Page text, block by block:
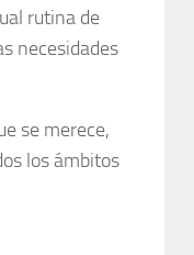
rutina de
necesidades
se merece,
los ámbitos